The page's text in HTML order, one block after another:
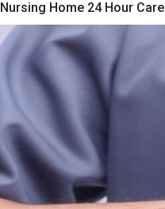
Nursing Home 24 Hour